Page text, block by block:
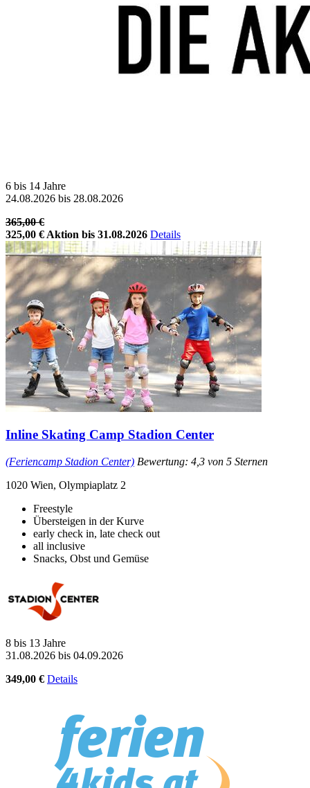
6 bis 14 Jahre
24.08.2026 bis 28.08.2026
365,00 €
325,00 € Aktion bis 31.08.2026 Details
Inline Skating Camp Stadion Center
(Feriencamp Stadion Center) Bewertung: 4,3 von 5 Sternen
1020 Wien, Olympiaplatz 2
Freestyle
Übersteigen in der Kurve
early check in, late check out
all inclusive
Snacks, Obst und Gemüse
8 bis 13 Jahre
31.08.2026 bis 04.09.2026
349,00 € Details